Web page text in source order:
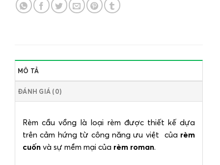
MÔ TẢ
ĐÁNH GIÁ (0)
Rèm cầu vồng là loại rèm được thiết kế dựa
trên cảm hứng từ công năng ưu việt của rèm
cuốn và sự mềm mại của rèm roman.